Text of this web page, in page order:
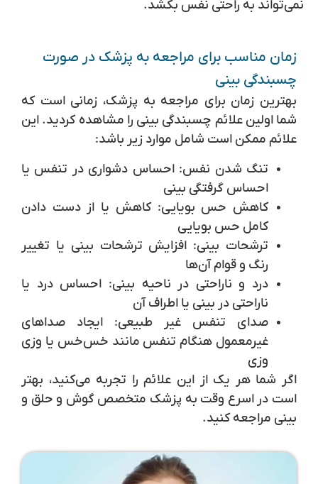
نمی‌تواند به راحتی نفس بکشد.
زمان مناسب برای مراجعه به پزشک در صورت
چسبندگی بینی
بهترین زمان برای مراجعه به پزشک، زمانی است که
شما اولین علائم چسبندگی بینی را مشاهده کردید.این
علائم ممکن است شامل موارد زیر باشد:
تنگ شدن نفس:احساس دشواری در تنفس یا
احساس گرفتگی بینی
کاهش حس بویایی:کاهش یا از دست دادن
کامل حس بویایی
ترشحات بینی:افزایش ترشحات بینی یا تغییر
رنگ و قوام آن‌ها
درد و ناراحتی در ناحیه بینی:احساس درد یا
ناراحتی در بینی یا اطراف آن
صدای تنفس غیر طبیعی:ایجاد صداهای
غیرمعمول هنگام تنفس مانند خس‌خس یا وزی
وزی
اگر شما هر یک از این علائم را تجربه می‌کنید، بهتر
است در اسرع وقت به پزشک متخصص گوش و حلق و
بینی مراجعه کنید.